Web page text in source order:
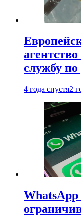
службу по
4 года спустя2
WhatsApp